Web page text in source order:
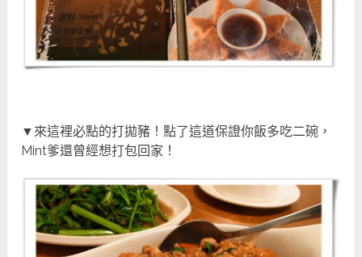
▼來這裡必點的打拋豬！點了這道保證你飯多吃二碗，
Mint爹還曾經想打包回家！